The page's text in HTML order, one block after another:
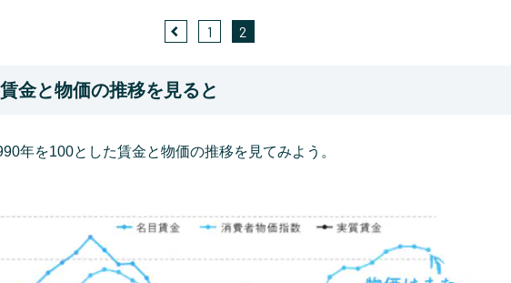
1 2
金と物価の推移を見ると
年を100とした賃金と物価の推移を見てみよう。